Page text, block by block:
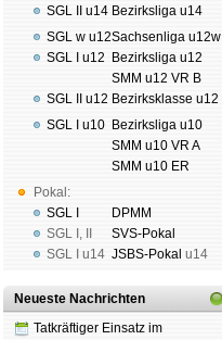
SGL II u14
SGL w u12
SGL I u12
SGL II u12
SGL I u10
Pokal:
SGL I
SGL I ,
SGL I
u14
Bezirksliga u14
Sachsenliga u12w
Bezirksliga u12
SMM u12 VR B
Bezirksklasse u12
Bezirksliga u10
SMM u10 VR A
SMM u10 ER
DPMM
SVS-Pokal
JSBS-Pokal u14
Neueste Nachrichten
Tatkräftiger Einsatz im